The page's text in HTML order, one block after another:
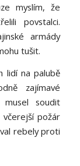
myslím, že
povstalci.
armády
tušit.
lidí na palubě
zajímavé
musel soudit
včerejší požár
rebely proti